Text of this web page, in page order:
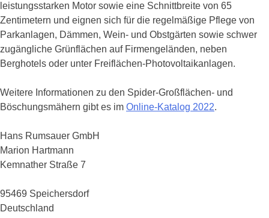
leistungsstarken Motor sowie eine Schnittbreite von 65
Zentimetern und eignen sich für die regelmäßige Pflege von
Parkanlagen, Dämmen, Wein- und Obstgärten sowie schwer
zugängliche Grünflächen auf Firmengeländen, neben
Berghotels oder unter Freiflächen-Photovoltaikanlagen.
Weitere Informationen zu den Spider-Großflächen- und
Böschungsmähern gibt es im Online-Katalog 2022.
Hans Rumsauer GmbH
Marion Hartmann
Kemnather Straße 7
95469 Speichersdorf
Deutschland